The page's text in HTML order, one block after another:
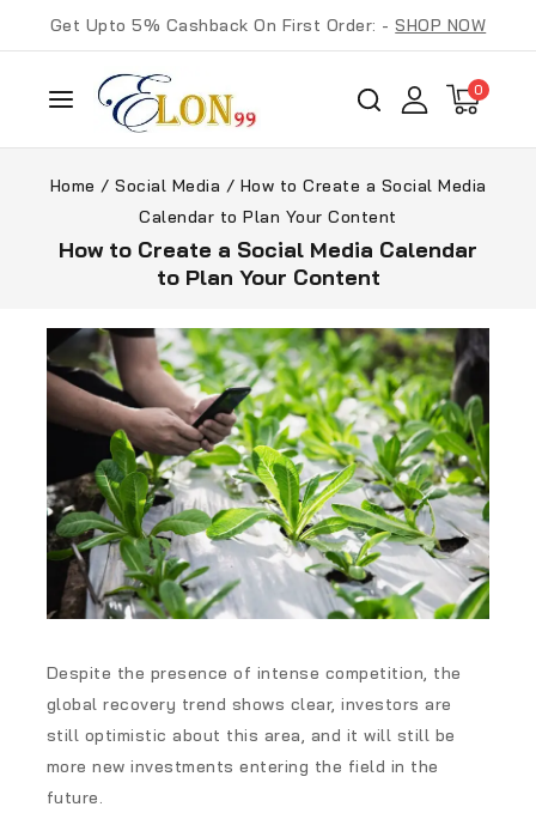
Get Upto 5% Cashback On First Order: -SHOP NOW
0
Home / Social Media / How to Create a Social Media
Calendar to Plan Your Content
How to Create a Social Media Calendar
to Plan Your Content
Despite the presence of intense competition, the
global recovery trend shows clear, investors are
still optimistic about this area, and it will still be
more new investments entering the field in the
future.